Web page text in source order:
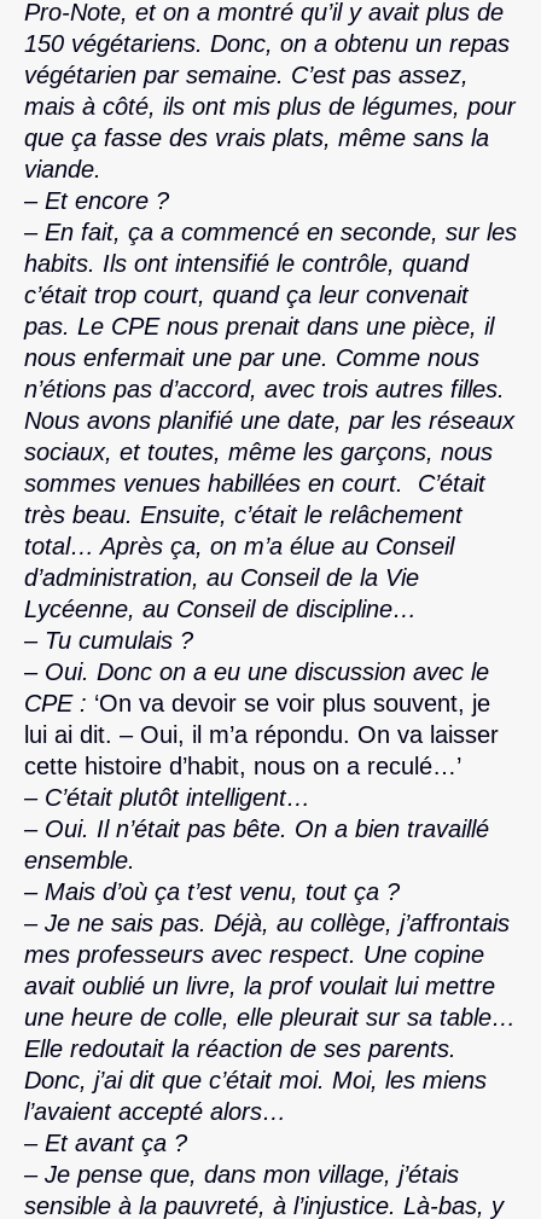
Pro-Note, et on a montré qu’il y avait plus de
150 végétariens. Donc, on a obtenu un repas
végétarien par semaine. C’est pas assez,
mais à côté, ils ont mis plus de légumes, pour
que ça fasse des vrais plats, même sans la
viande.
– Et encore ?
– En fait, ça a commencé en seconde, sur les
habits. Ils ont intensifié le contrôle, quand
c’était trop court, quand ça leur convenait
pas. Le CPE nous prenait dans une pièce, il
nous enfermait une par une. Comme nous
n’étions pas d’accord, avec trois autres filles.
Nous avons planifié une date, par les réseaux
sociaux, et toutes, même les garçons, nous
sommes venues habillées en court. C’était
très beau. Ensuite, c’était le relâchement
total… Après ça, on m’a élue au Conseil
d’administration, au Conseil de la Vie
Lycéenne, au Conseil de discipline…
– Tu cumulais ?
– Oui. Donc on a eu une discussion avec le
CPE : ‘On va devoir se voir plus souvent, je
lui ai dit. – Oui, il m’a répondu. On va laisser
cette histoire d’habit, nous on a reculé…’
– C’était plutôt intelligent…
– Oui. Il n’était pas bête. On a bien travaillé
ensemble.
– Mais d’où ça t’est venu, tout ça ?
– Je ne sais pas. Déjà, au collège, j’affrontais
mes professeurs avec respect. Une copine
avait oublié un livre, la prof voulait lui mettre
une heure de colle, elle pleurait sur sa table…
Elle redoutait la réaction de ses parents.
Donc, j’ai dit que c’était moi. Moi, les miens
l’avaient accepté alors…
– Et avant ça ?
– Je pense que, dans mon village, j’étais
sensible à la pauvreté, à l’injustice. Là-bas, y